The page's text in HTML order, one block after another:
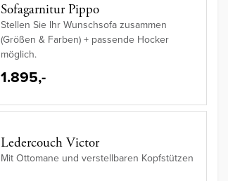
Sofagarnitur Pippo
Stellen Sie Ihr Wunschsofa zusammen
(Größen & Farben) + passende Hocker
möglich.
1.895,-
Ledercouch Victor
Mit Ottomane und verstellbaren Kopfstützen